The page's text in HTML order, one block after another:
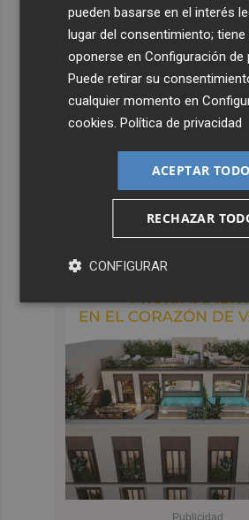
pueden basarse en el interés
lugar del consentimiento; tiene
oponerse enConfiguración de
Puede retirar su
cualquier momento en
cookies .Política de privacidad
ACEPTAR TODO
RECHAZAR
CONFIGURAR